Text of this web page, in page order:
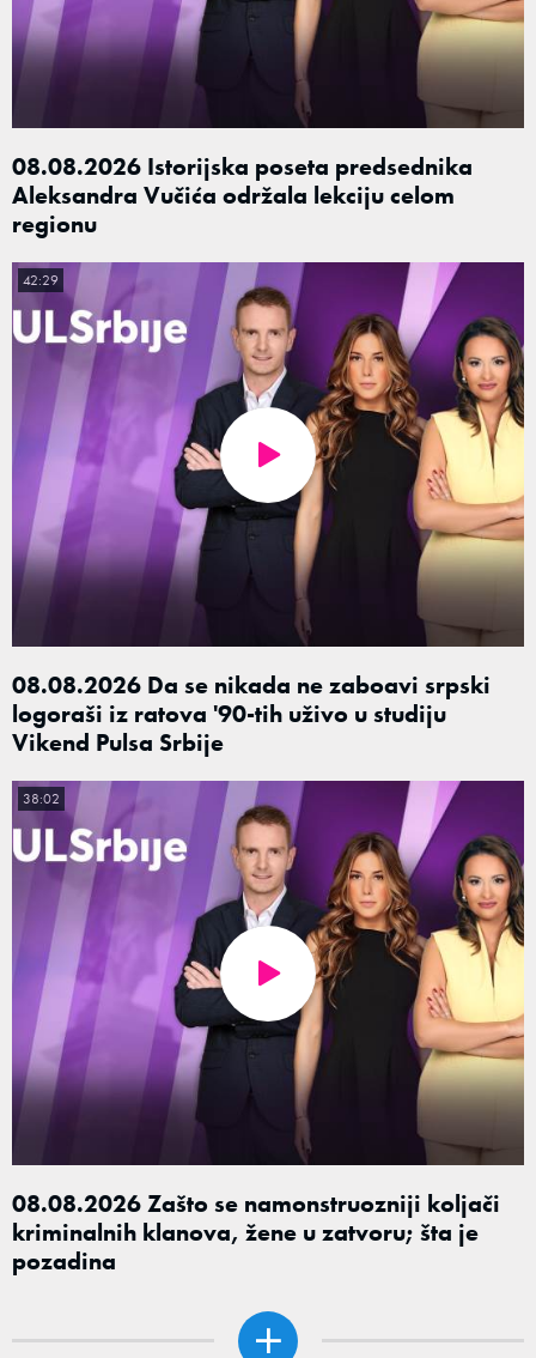
08.08.2026 Istorijska poseta predsednika
Aleksandra Vučića održala lekciju celom
regionu
08.08.2026 Da se nikada ne zaboavi srpski
logoraši iz ratova '90-tih uživo u studiju
Vikend Pulsa Srbije
42:29
08.08.2026 Zašto se namonstruozniji koljači
kriminalnih klanova, žene u zatvoru; šta je
pozadina
38:02